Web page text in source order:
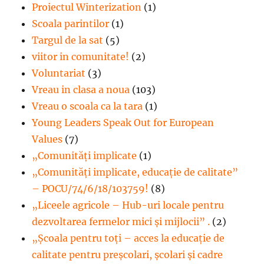
Proiectul Winterization (1)
Scoala parintilor (1)
Targul de la sat (5)
viitor in comunitate! (2)
Voluntariat (3)
Vreau in clasa a noua (103)
Vreau o scoala ca la tara (1)
Young Leaders Speak Out for European
Values (7)
„Comunități implicate (1)
„Comunități implicate, educație de calitate”
– POCU/74/6/18/103759! (8)
„Liceele agricole – Hub-uri locale pentru
dezvoltarea fermelor mici şi mijlocii” . (2)
„Școala pentru toți – acces la educație de
calitate pentru preșcolari, școlari și cadre